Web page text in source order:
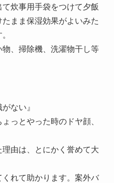
炊事用手袋をつけて夕飯
まま保湿効果がよいみた
、掃除機、洗濯物干し等
ない』
っとやった時のドヤ顔、
由は、とにかく誉めて大
れて助かります。案外バ